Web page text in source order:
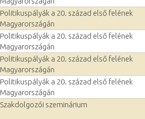
Politikuspályák a 20. század első felének
Magyarországán
Politikuspályák a 20. század első felének
Magyarországán
Politikuspályák a 20. század első felének
Magyarországán
Politikuspályák a 20. század első felének
Magyarországán
Szakdolgozói szeminárium